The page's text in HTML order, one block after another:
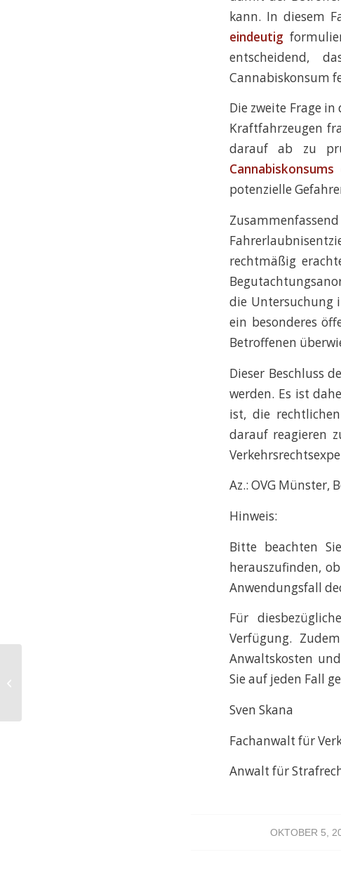
kann. In diesem
eindeutig
entscheidend,
Cannabiskonsum
Die zweite Frage
Kraftfahrzeugen
darauf ab zu
potenzielle
rechtmäßig
die Untersuchung
ein besonderes
Betroffenen
Dieser Beschluss
werden. Es ist
ist, die
darauf reagieren
Az.: OVG Münster,
Hinweis:
Bitte beachten
herauszufinden,
Anwendungsfall
Für
Verfügung.
Anwaltskosten
Sie auf jeden Fall
Sven Skana
Fachanwalt für
Anwalt für
OKTOBER 5,
/